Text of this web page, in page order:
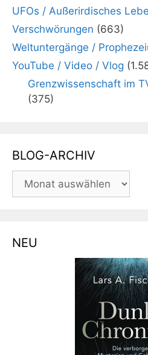
UFOs / Außerirdisches
Verschwörungen (663)
Weltuntergänge /
YouTube / Video / Vlog
Grenzwissenschaft im
(375)
BLOG-ARCHIV
BLOG-
ARCHIV
NEU